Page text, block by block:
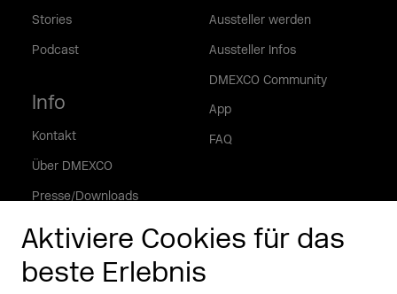
Aktiviere Cookies für das
beste Erlebnis
Stories
Podcast
Info
Kontakt
Über DMEXCO
Presse/Downloads
Phishing Alarm
Aussteller werden
Aussteller Infos
DMEXCO Community
App
FAQ
Partner